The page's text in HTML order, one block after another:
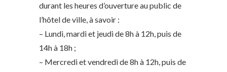
durant les heures d’ouverture au public de
l’hôtel de ville, à savoir :
– Lundi, mardi et jeudi de 8h à 12h, puis de
14h à 18h ;
– Mercredi et vendredi de 8h à 12h, puis de